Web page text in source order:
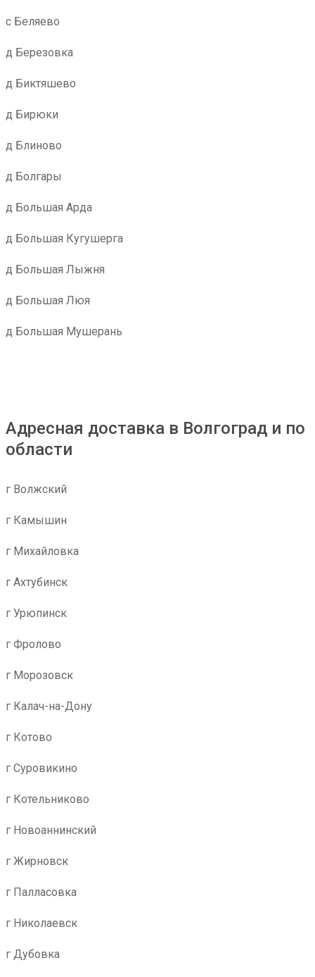
с Беляево
д Березовка
д Биктяшево
д Бирюки
д Блиново
д Болгары
д Большая Арда
д Большая Кугушерга
д Большая Лыжня
д Большая Люя
д Большая Мушерань
Адресная доставка в Волгоград и по
области
г Волжский
г Камышин
г Михайловка
г Ахтубинск
г Урюпинск
г Фролово
г Морозовск
г Калач-на-Дону
г Котово
г Суровикино
г Котельниково
г Новоаннинский
г Жирновск
г Палласовка
г Николаевск
г Дубовка